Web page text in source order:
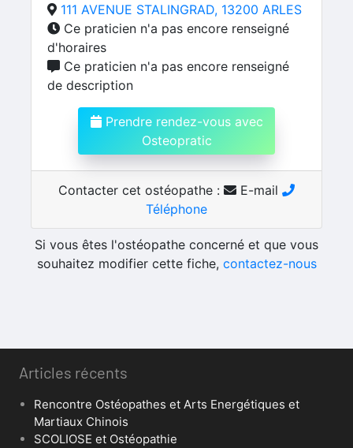
111 AVENUE STALINGRAD, 13200 ARLES
Ce praticien n'a pas encore renseigné
d'horaires
Ce praticien n'a pas encore renseigné
de description
Prendre rendez-vous avec
Osteopratic
Contacter cet ostéopathe :
E-mail
Téléphone
Si vous êtes l'ostéopathe concerné et que vous
souhaitez modifier cette fiche, contactez-nous
Articles récents
Rencontre Ostéopathes et Arts Energétiques et
Martiaux Chinois
SCOLIOSE et Ostéopathie